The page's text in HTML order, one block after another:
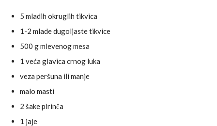
5 mladih okruglih tikvica
1-2 mlade dugoljaste tikvice
500 g mlevenog mesa
1 veća glavica crnog luka
veza peršuna ili manje
malo masti
2 šake pirinča
1 jaje